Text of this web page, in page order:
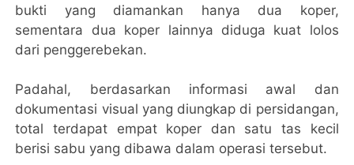
bukti yang diamankan hanya dua koper,
sementara dua koper lainnya diduga kuat lolos
dari penggerebekan.
Padahal, berdasarkan informasi awal dan
dokumentasi visual yang diungkap di persidangan,
total terdapat empat koper dan satu tas kecil
berisi sabu yang dibawa dalam operasi tersebut.